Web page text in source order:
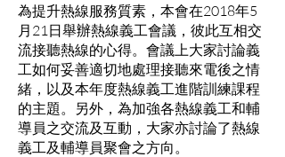
為提升熱線服務質素，本會在2018年5
月21日舉辦熱線義工會議，彼此互相交
流接聽熱線的心得。會議上大家討論義
工如何妥善適切地處理接聽來電後之情
緒，以及本年度熱線義工進階訓練課程
的主題。另外，為加強各熱線義工和輔
導員之交流及互動，大家亦討論了熱線
義工及輔導員聚會之方向。